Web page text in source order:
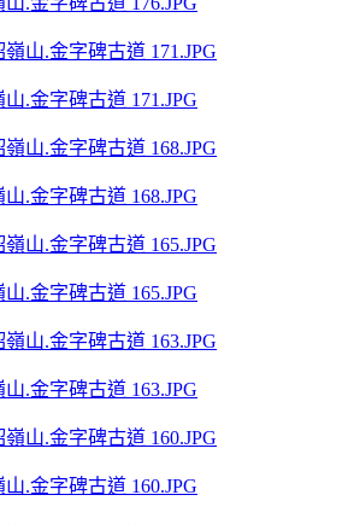
.金字碑古道 171.JPG
.金字碑古道 168.JPG
.金字碑古道 165.JPG
.金字碑古道 163.JPG
.金字碑古道 160.JPG